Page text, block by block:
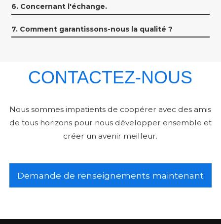
6. Concernant l'échange.
7. Comment garantissons-nous la qualité ?
CONTACTEZ-NOUS
Nous sommes impatients de coopérer avec des amis
de tous horizons pour nous développer ensemble et
créer un avenir meilleur.
Demande de renseignements maintenant